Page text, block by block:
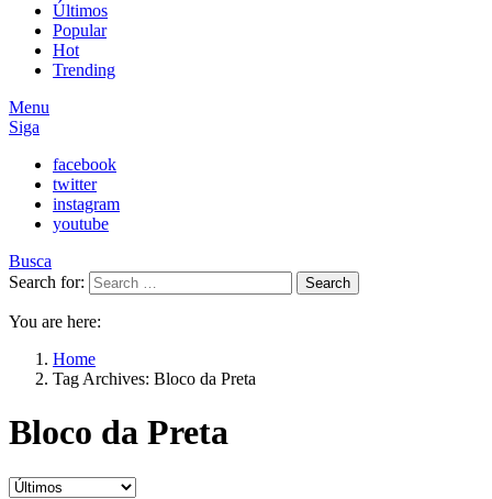
Últimos
Popular
Hot
Trending
Menu
Siga
facebook
twitter
instagram
youtube
Busca
Search for:
Search
You are here:
Home
Tag Archives: Bloco da Preta
Bloco da Preta